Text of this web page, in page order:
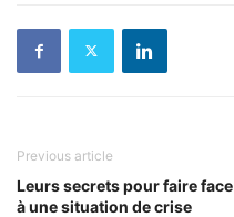
Previous article
Leurs secrets pour faire face
à une situation de crise